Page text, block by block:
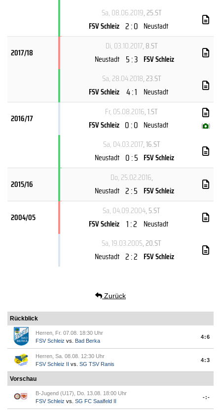
Sa, 08.06.2019, 25.ST
FSV Schleiz 2 : 0 Neustadt
2017/18
Di, 03.10.2017, 8.ST
Neustadt 5 : 3 FSV Schleiz
Sa, 28.04.2018, 23.ST
FSV Schleiz 4 : 1 Neustadt
2016/17
Fr, 05.08.2016, 1.ST
FSV Schleiz 0 : 0 Neustadt ( )
Sa, 04.03.2017, 16.ST
Neustadt 0 : 5 FSV Schleiz
2015/16
Do, 25.02.2016,
Neustadt 2 : 5 FSV Schleiz
2004/05
Sa, 04.09.2004, 5.ST
FSV Schleiz 1 : 2 Neustadt
Sa, 19.03.2005, 20.ST
Neustadt 2 : 2 FSV Schleiz
Zurück
Rückblick
Herren, Fr. 07.08. 18:30 Uhr
FSV Schleiz vs. Bad Berka
4:6
Herren, Sa. 08.08. 12:30 Uhr
FSV Schleiz II vs. SG TSV Ranis
4:3
Vorschau
B-Jugend (U17), Do. 13.08. 18:00 Uhr
FSV Schleiz vs. SG FC Saalfeld II
-:-